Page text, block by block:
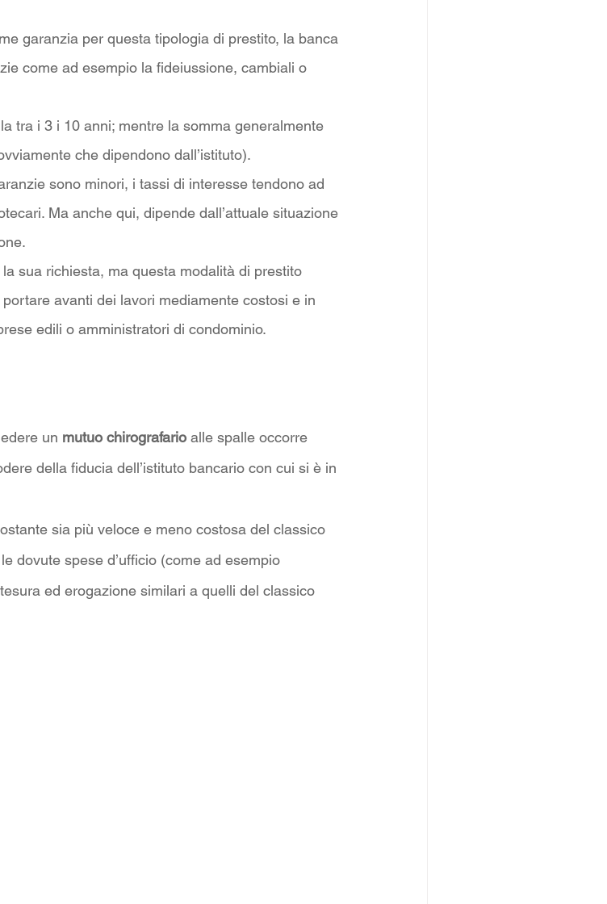
garanzia per questa tipologia di prestito, la banca
come ad esempio la fideiussione, cambiali o
tra i 3 i 10 anni; mentre la somma generalmente
che dipendono dall’istituto).
sono minori, i tassi di interesse tendono ad
Ma anche qui, dipende dall’attuale situazione
sua richiesta, ma questa modalità di prestito
avanti dei lavori mediamente costosi e in
edili o amministratori di condominio.
un mutuo chirografario alle spalle occorre
della fiducia dell’istituto bancario con cui si è in
sia più veloce e meno costosa del classico
dovute spese d’ufficio (come ad esempio
ed erogazione similari a quelli del classico